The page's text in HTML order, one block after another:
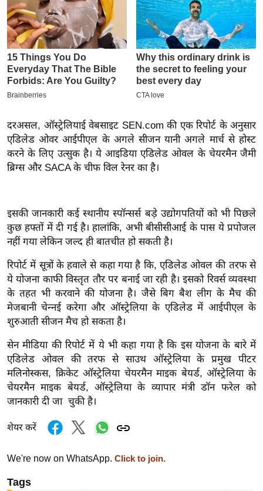
इ
म
ई
-
पे
प
मि
सा
ल
सा
ल
श
ख्सि
य
त
यं
ग
इं
डि
या
सा
हि
त
ऑ
दरअसल, ऑस्ट्रेलियाई वेबसाइट SEN.com की एक रिपोर्ट के अनुसार
एडिलेड ओवर आईपीएल के अगले सीजन यानी अगले मार्च से होस्ट
करने के लिए उत्सुक है। ये आइडिया एडिलेड ओवल के चेयरमैन जैमी
ब्रिग्स और SACA के चीफ विल रेनर का है।
इसकी जानकारी कई स्थानीय स्पॉन्सर्स बड़े उद्योगपतियों को भी पिछले
कुछ हफ्तों में दी गई है। हालांकि, अभी बीसीसीआई के पास ये प्रपोजल
नहीं गया लेकिन जल्द ही बातचीत हो सकती है।
रिपोर्ट में सूत्रों के हवाले से कहा गया है कि, एडिलेड ओवल की तरफ से
ये योजना काफी विस्तृत तौर पर बनाई जा रही है। इसको रिवर्स व्यवस्था
के तहत भी करवाने की योजना है। जैसे बिग बैश लीग के मैच की
मेजबानी चेन्नई करेगा और ऑस्ट्रेलिया के एडिलेड में आईपीएल के
शुरुआती सीजन मैच हो सकता है।
सेन मीडिया की रिपोर्ट में ये भी कहा गया है कि इस योजना के बारे में
एडिलेड ओवल की तरफ से साउथ ऑस्ट्रेलिया के प्रमुख पीटर
मलिनोस्कस, क्रिकेट ऑस्ट्रेलिया चेयरमैन माइक बेयर्ड, ऑस्ट्रेलिया के
चेयरमैन माइक बेयर्ड, ऑस्ट्रेलिया के व्यापार मंत्री डॉन फरेल को
जानकारी दी जा चुकी है।
शेयर करें
We're now on WhatsApp. Click to join.
Tags